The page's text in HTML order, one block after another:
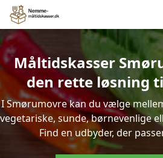
Måltidskasser
den rette løsning
I Smørumovre kan du vælge
vegetariske, sunde, børnevenlige
Find en udbyder, der